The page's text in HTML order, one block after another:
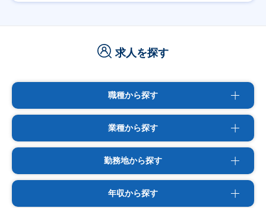
求人を探す
職種から探す
業種から探す
勤務地から探す
年収から探す